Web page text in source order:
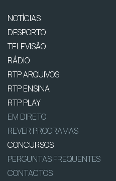
NOTÍCIAS
DESPORTO
TELEVISÃO
RÁDIO
RTP ARQUIVOS
RTP ENSINA
RTP PLAY
EM DIRETO
REVER PROGRAMAS
CONCURSOS
PERGUNTAS FREQUENTES
CONTACTOS